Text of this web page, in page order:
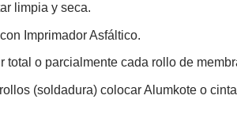
limpia y seca.
Imprimador Asfáltico.
total o parcialmente cada rollo de
(soldadura) colocar Alumkote o